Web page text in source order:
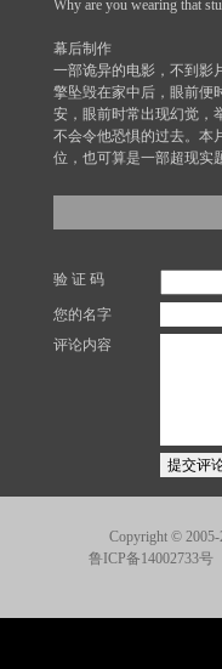
Why are you wearing that
幕后制作
一部诡异的电影，不到影
擎坠毁在家中后，眼前便
安，眼前时常出现幻觉，
不会令他恐惧的过去。本
位，也可算是一部超现实
验 证 码
您的名字
评论内容
Copyright © 2005-
鲁ICP备14002733号